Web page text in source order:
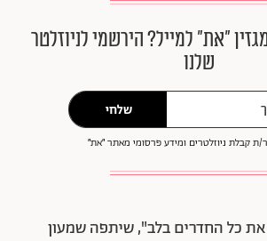
״את״ למייל? הירשמי לניוזלטר
שלנו
שלחי
ת קבלת ניוזלטרים ומידע פרסומי מאתר ״את״
כל החדרים בלב", שיתפה שמעון